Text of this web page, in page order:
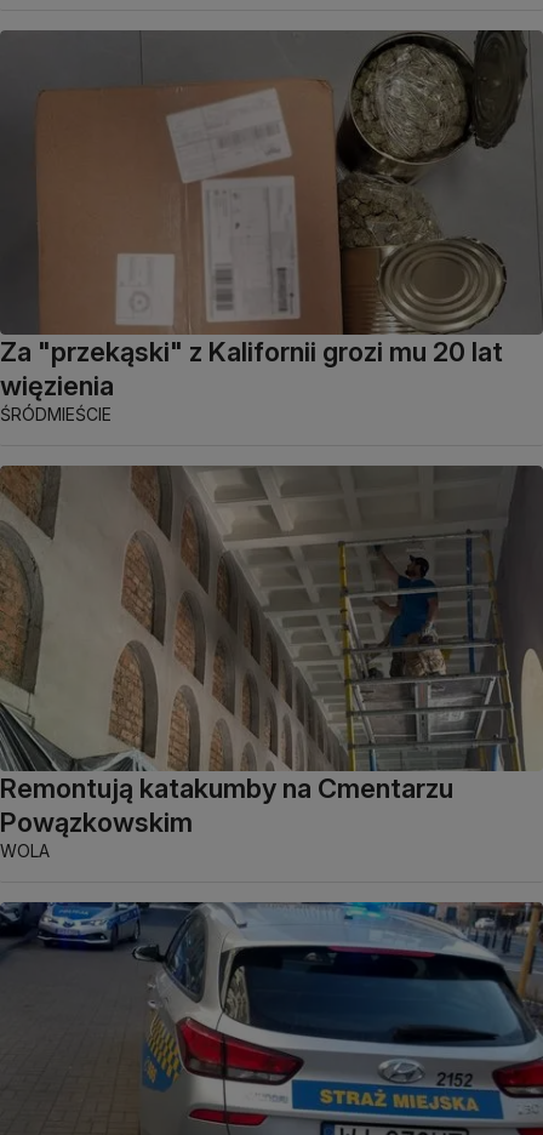
Za "przekąski" z Kalifornii grozi mu 20 lat
więzienia
ŚRÓDMIEŚCIE
Remontują katakumby na Cmentarzu
Powązkowskim
WOLA